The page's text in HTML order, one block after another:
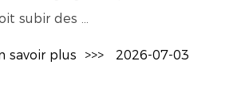
subir des ...
savoir plus >>> 2026-07-03